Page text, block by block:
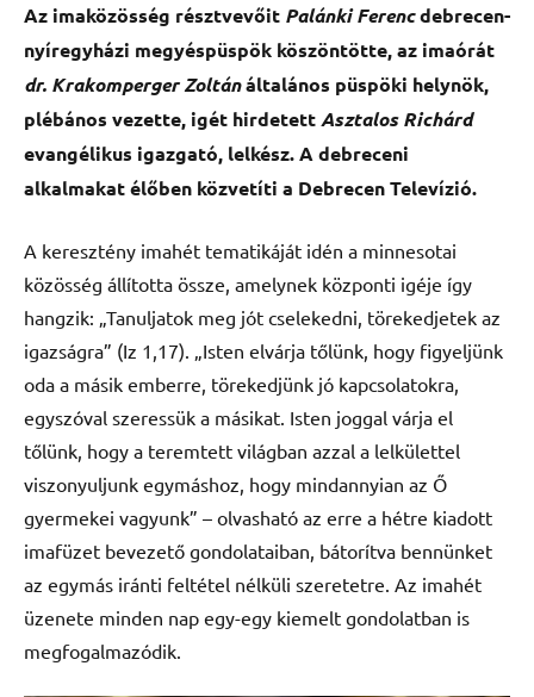
Az imaközösség résztvevőit Palánki Ferencdebrecen-
nyíregyházi megyéspüspök köszöntötte, az imaórát
dr. Krakomperger Zoltánáltalános püspöki helynök,
plébános vezette, igét hirdetett Asztalos Richárd
evangélikus igazgató, lelkész. A debreceni
alkalmakat élőben közvetíti a Debrecen Televízió.
A keresztény imahét tematikáját idén a minnesotai
közösség állította össze, amelynek központi igéje így
hangzik: „Tanuljatok meg jót cselekedni, törekedjetek az
igazságra” (Iz 1,17). „Isten elvárja tőlünk, hogy figyeljünk
oda a másik emberre, törekedjünk jó kapcsolatokra,
egyszóval szeressük a másikat. Isten joggal várja el
tőlünk, hogy a teremtett világban azzal a lelkülettel
viszonyuljunk egymáshoz, hogy mindannyian az Ő
gyermekei vagyunk” – olvasható az erre a hétre kiadott
imafüzet bevezető gondolataiban, bátorítva bennünket
az egymás iránti feltétel nélküli szeretetre. Az imahét
üzenete minden nap egy-egy kiemelt gondolatban is
megfogalmazódik.